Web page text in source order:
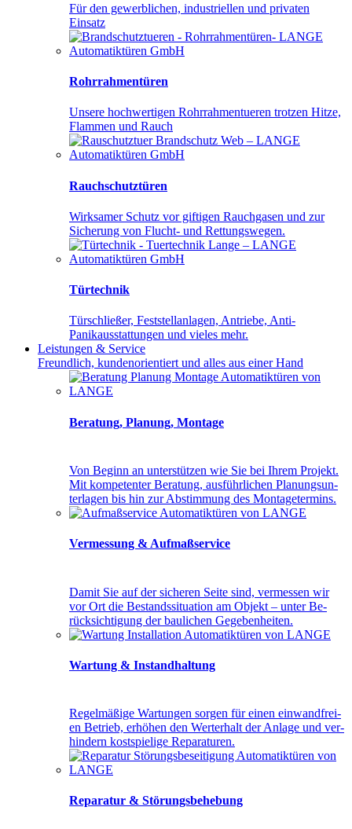
Für den gewerblichen, industriellen und privaten
Einsatz
Rohrrahmentüren
Unsere hochwertigen Rohrrahmentueren trotzen Hitze,
Flammen und Rauch
Rauchschutztüren
Wirksamer Schutz vor giftigen Rauchgasen und zur
Sicherung von Flucht- und Rettungswegen.
Türtechnik
Türschließer, Feststellanlagen, Antriebe, Anti-
Panikausstattungen und vieles mehr.
Leistungen & Service
Freundlich, kundenorientiert und alles aus einer Hand
Beratung, Planung, Montage
Von Be­ginn an un­ter­stüt­zen wie Sie bei Ih­rem Pro­jekt.
Mit kom­pe­ten­ter Be­ra­tung, aus­führ­li­chen Pla­nungs­un­
ter­la­gen bis hin zur Ab­stim­mung des Mon­ta­ge­ter­mins.
Vermessung & Aufmaßservice
Da­mit Sie auf der si­che­ren Sei­te sind, ver­mes­sen wir
vor Ort die Be­stands­si­tua­ti­on am Ob­jekt – un­ter Be­
rück­sich­ti­gung der bau­li­chen Ge­ge­ben­hei­ten.
Wartung & Instandhaltung
Re­gel­mä­ßi­ge War­tun­gen sor­gen für ei­nen ein­wand­frei­
en Be­trieb, er­hö­hen den Wert­er­halt der An­la­ge und ver­
hin­dern kost­spie­li­ge Re­pa­ra­tu­ren.
Reparatur & Störungsbehebung